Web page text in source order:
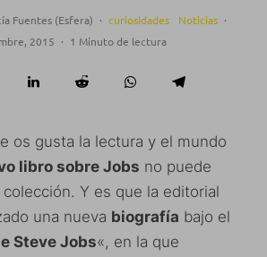
Fuentes (Esfera) · curiosidades Noticias ·
2015 · 1 Minuto de lectura
os gusta la lectura y el mundo
libro sobre Jobs no puede
Y es que la editorial
una nueva biografía bajo el
Steve Jobs«, en la que